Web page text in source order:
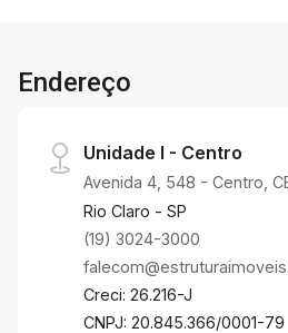
Endereço
Unidade I - Centro
Avenida 4, 548 - Centro,
Rio Claro - SP
(19) 3024-3000
Creci: 26.216-J
CNPJ: 20.845.366/0001-79